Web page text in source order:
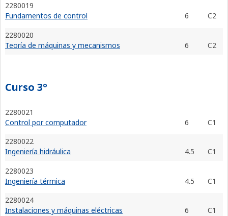
2280019
Fundamentos de control
6
C2
2280020
Teoría de máquinas y mecanismos
6 C2
Curso 3º
2280021
Control por computador
6
C1
2280022
Ingeniería hidráulica
4.5
C1
2280023
Ingeniería térmica
4.5
C1
2280024
Instalaciones y máquinas eléctricas
6
C1